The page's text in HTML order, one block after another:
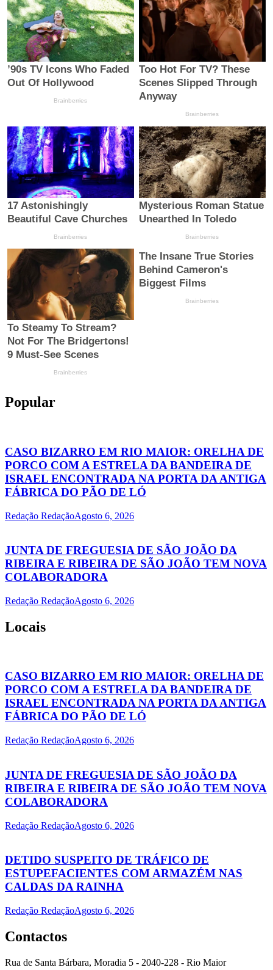
Popular
CASO BIZARRO EM RIO MAIOR: ORELHA DE
PORCO COM A ESTRELA DA BANDEIRA DE
ISRAEL ENCONTRADA NA PORTA DA ANTIGA
FÁBRICA DO PÃO DE LÓ
Redação RedaçãoAgosto 6, 2026
JUNTA DE FREGUESIA DE SÃO JOÃO DA
RIBEIRA E RIBEIRA DE SÃO JOÃO TEM NOVA
COLABORADORA
Redação RedaçãoAgosto 6, 2026
Locais
CASO BIZARRO EM RIO MAIOR: ORELHA DE
PORCO COM A ESTRELA DA BANDEIRA DE
ISRAEL ENCONTRADA NA PORTA DA ANTIGA
FÁBRICA DO PÃO DE LÓ
Redação RedaçãoAgosto 6, 2026
JUNTA DE FREGUESIA DE SÃO JOÃO DA
RIBEIRA E RIBEIRA DE SÃO JOÃO TEM NOVA
COLABORADORA
Redação RedaçãoAgosto 6, 2026
DETIDO SUSPEITO DE TRÁFICO DE
ESTUPEFACIENTES COM ARMAZÉM NAS
CALDAS DA RAINHA
Redação RedaçãoAgosto 6, 2026
Contactos
Rua de Santa Bárbara, Moradia 5 - 2040-228 - Rio Maior